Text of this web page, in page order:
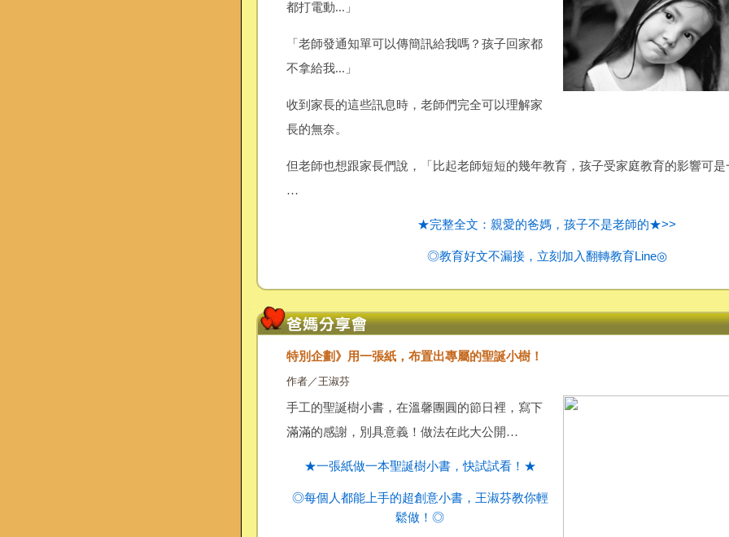
都打電動...」
「老師發通知單可以傳簡訊給我嗎？孩子回家都
不拿給我...」
收到家長的這些訊息時，老師們完全可以理解家
長的無奈。
但老師也想跟家長們說，「比起老師短短的幾年教育，孩子受家庭教育的影響可
…
★完整全文：親愛的爸媽，孩子不是老師的★>>
◎教育好文不漏接，立刻加入翻轉教育Line◎
特別企劃》用一張紙，布置出專屬的聖誕小樹！
作者／王淑芬
手工的聖誕樹小書，在溫馨團圓的節日裡，寫下
滿滿的感謝，別具意義！做法在此大公開…
★一張紙做一本聖誕樹小書，快試試看！★
◎每個人都能上手的超創意小書，王淑芬教你輕
鬆做！◎